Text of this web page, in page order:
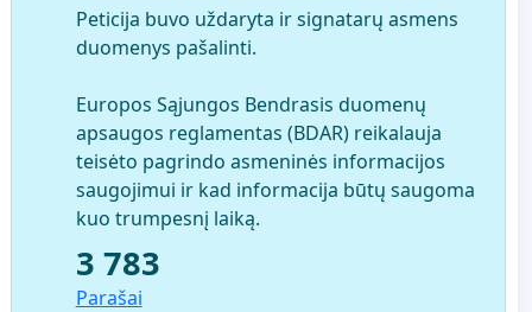
Peticija buvo uždaryta ir signatarų asmens
duomenys pašalinti.
Europos Sąjungos Bendrasis duomenų
apsaugos reglamentas (BDAR) reikalauja
teisėto pagrindo asmeninės informacijos
saugojimui ir kad informacija būtų saugoma
kuo trumpesnį laiką.
3 783
Parašai